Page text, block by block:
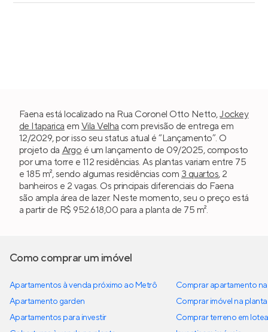
Faena está localizado na Rua Coronel Otto Netto,Jockey
de Itaparica em Vila Velha com previsão de entrega em
12/2029, por isso seu status atual é “Lançamento”. O
projeto da Argo é um lançamento de 09/2025, composto
por uma torre e 112 residências. As plantas variam entre 75
e 185 m², sendo algumas residências com 3 quartos, 2
banheiros e 2 vagas. Os principais diferenciais do Faena
são ampla área de lazer. Neste momento, seu o preço está
a partir de R$ 952.618,00 para a planta de 75 m².
Como comprar um imóvel
Apartamentos à venda próximo ao Metrô
Apartamento garden
Apartamentos para investir
Comprar apartamento
Comprar imóvel na planta
Comprar terreno em